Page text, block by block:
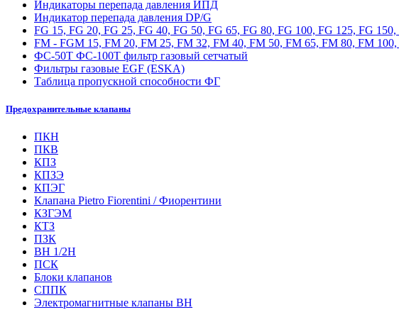
Индикаторы перепада давления ИПД
Индикатор перепада давления DP/G
FG 15, FG 20, FG 25, FG 40, FG 50, FG 65, FG 80, FG 100, FG 125, FG
FM - FGM 15, FM 20, FM 25, FM 32, FM 40, FM 50, FM 65, FM 80, FM
ФС-50Т ФС-100Т фильтр газовый сетчатый
Фильтры газовые EGF (ESKA)
Таблица пропускной способности ФГ
Предохранительные клапаны
ПКН
ПКВ
КПЗ
КПЗЭ
КПЭГ
Клапана Pietro Fiorentini / Фиорентини
КЗГЭМ
КТЗ
ПЗК
ВН 1/2Н
ПСК
Блоки клапанов
СППК
Электромагнитные клапаны ВН